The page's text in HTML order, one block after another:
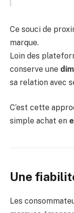
Ce souci de
marque.
Loin des
conserve une
sa relation avec
C’est cette
simple achat en
Une
Les